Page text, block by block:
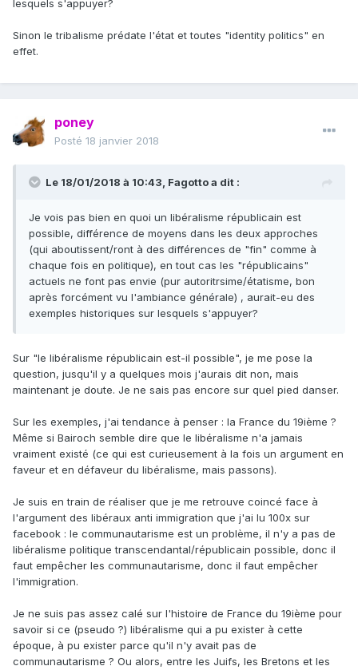
lesquels s'appuyer?
Sinon le tribalisme prédate l'état et toutes "identity politics" en
effet.
poney
Posté 18 janvier 2018
Le 18/01/2018 à 10:43, Fagottoa dit :
Je vois pas bien en quoi un libéralisme républicain est
possible, différence de moyens dans les deux approches
(qui aboutissent/ront à des différences de "fin" comme à
chaque fois en politique), en tout cas les "républicains"
actuels ne font pas envie (pur autoritrsime/étatisme, bon
après forcément vu l'ambiance générale) , aurait-eu des
exemples historiques sur lesquels s'appuyer?
Sur "le libéralisme républicain est-il possible", je me pose la
question, jusqu'il y a quelques mois j'aurais dit non, mais
maintenant je doute. Je ne sais pas encore sur quel pied danser.
Sur les exemples, j'ai tendance à penser : la France du 19ième ?
Même si Bairoch semble dire que le libéralisme n'a jamais
vraiment existé (ce qui est curieusement à la fois un argument en
faveur et en défaveur du libéralisme, mais passons).
Je suis en train de réaliser que je me retrouve coincé face à
l'argument des libéraux anti immigration que j'ai lu 100x sur
facebook : le communautarisme est un problème, il n'y a pas de
libéralisme politique transcendantal/républicain possible, donc il
faut empêcher les communautarisme, donc il faut empêcher
l'immigration.
Je ne suis pas assez calé sur l'histoire de France du 19ième pour
savoir si ce (pseudo ?) libéralisme qui a pu exister à cette
époque, à pu exister parce qu'il n'y avait pas de
communautarisme ? Ou alors, entre les Juifs, les Bretons et les